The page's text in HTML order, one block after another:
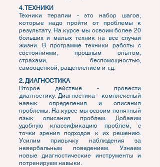
4. ТЕХНИКИ
Техники терапии - это набор шагов,
которые надо пройти от проблемы к
результату. На курсе мы освоим более 20
больших и малых техник на все случаи
жизни.
В программе техники работы с
состояниями, прошлым опытом,
страхами, беспомощностью,
самооценкой, ращеплением и т.д.
2. ДИАГНОСТИКА
Второе действие - провести
диагностику.Диагностика - комплексный
навык определения и описания
проблемы. На курсе мы освоим понятный
язык описания проблем. Добавим
удобную классификацию проблем, с
точки зрения подходов к их решению.
Усилим привычку наблюдения за
невербальным поведением. Узнаем
новые диагностические инструменты и
потренируем навыки.